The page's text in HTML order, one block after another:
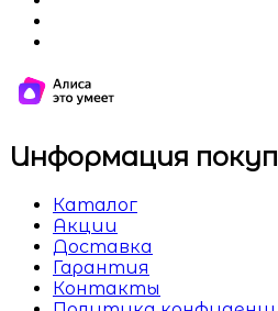
Информация
Каталог
Акции
Доставка
Гарантия
Контакты